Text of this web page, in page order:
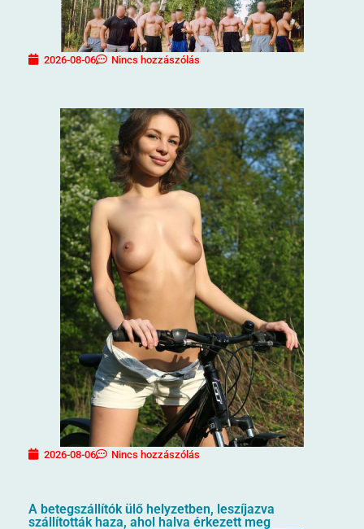
2026-08-06 Nincs hozzászólás
2026-08-06 Nincs hozzászólás
A betegszállítók ülő helyzetben, leszíjazva
szállították haza, ahol halva érkezett meg